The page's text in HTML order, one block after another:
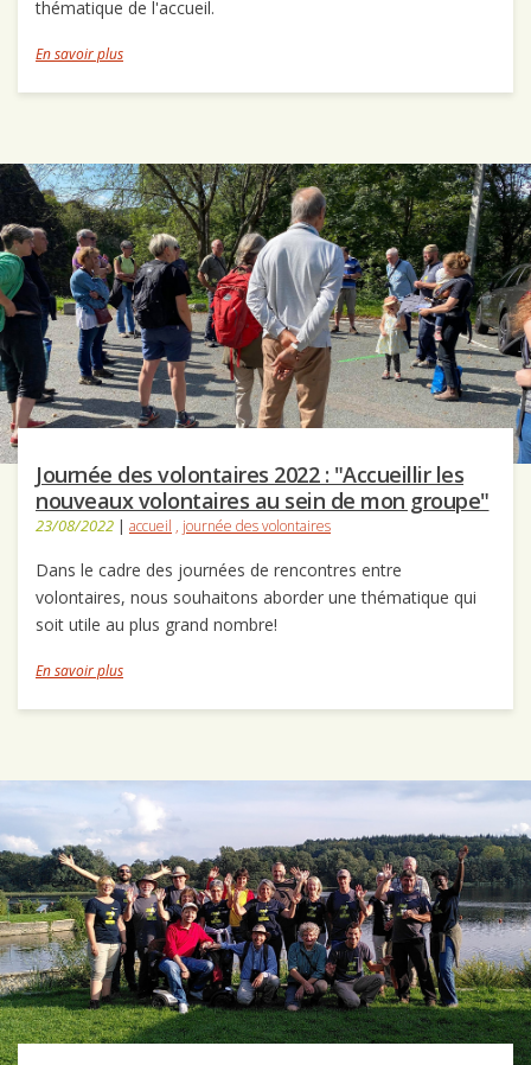
thématique de l'accueil.
En savoir plus
Journée des volontaires 2022 : "Accueillir les
nouveaux volontaires au sein de mon groupe"
23/08/2022 | accueil , journée des volontaires
Dans le cadre des journées de rencontres entre
volontaires, nous souhaitons aborder une thématique qui
soit utile au plus grand nombre!
En savoir plus